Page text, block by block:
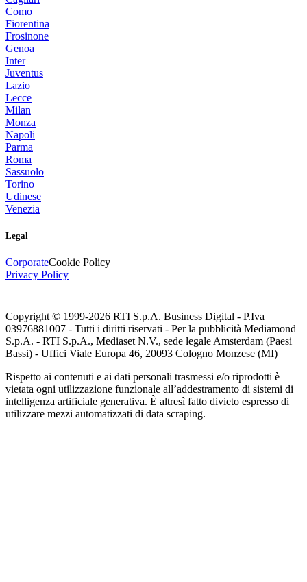
Como
Fiorentina
Frosinone
Genoa
Inter
Juventus
Lazio
Lecce
Milan
Monza
Napoli
Parma
Roma
Sassuolo
Torino
Udinese
Venezia
Legal
CorporateCookie Policy
Privacy Policy
Copyright © 1999-2026 RTI S.p.A. Business Digital - P.Iva
03976881007 - Tutti i diritti riservati - Per la pubblicità Mediamond
S.p.A. - RTI S.p.A., Mediaset N.V., sede legale Amsterdam (Paesi
Bassi) - Uffici Viale Europa 46, 20093 Cologno Monzese (MI)
Rispetto ai contenuti e ai dati personali trasmessi e/o riprodotti è
vietata ogni utilizzazione funzionale all’addestramento di sistemi di
intelligenza artificiale generativa. È altresì fatto divieto espresso di
utilizzare mezzi automatizzati di data scraping.